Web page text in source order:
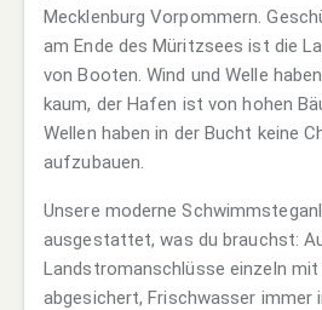
Mecklenburg Vorpommern.
am Ende des Müritzsees ist die
von Booten. Wind und Welle
kaum, der Hafen ist von hohen
Wellen haben in der Bucht keine
aufzubauen.
Unsere moderne
ausgestattet, was du brauchst:
Landstromanschlüsse einzeln mit
abgesichert, Frischwasser immer